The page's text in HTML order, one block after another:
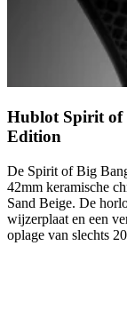
Hublot Spirit of
Edition
De Spirit of Big
42mm keramische
Sand Beige. De
wijzerplaat en een
oplage van slechts